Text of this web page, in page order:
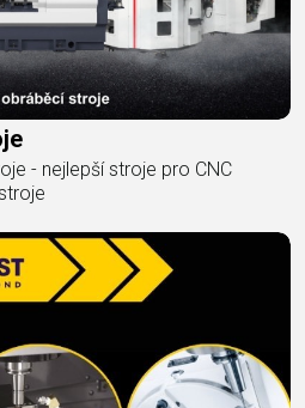
- nejlepší stroje pro CNC